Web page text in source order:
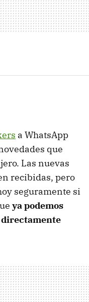
a WhatsApp
que
Las nuevas
recibidas, pero
seguramente si
ya podemos
directamente